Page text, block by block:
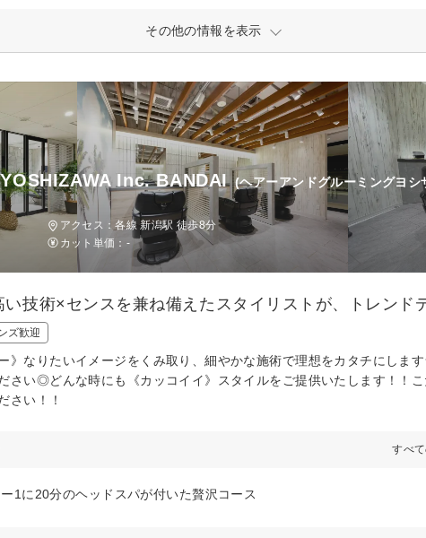
その他の情報を表示
Inc. BANDAI (ヘアーアンドグルーミングヨシ
アクセス：各線 新潟駅 徒歩8分
カット単価： -
い技術×センスを兼ね備えたスタイリストが、トレンド
ズ歓迎
》なりたいイメージをくみ取り、細やかな施術で理想をカタチにしま
さい◎どんな時にも《カッコイイ》スタイルをご提供いたします！！
さい！！
すべ
1に20分のヘッドスパが付いた贅沢コース